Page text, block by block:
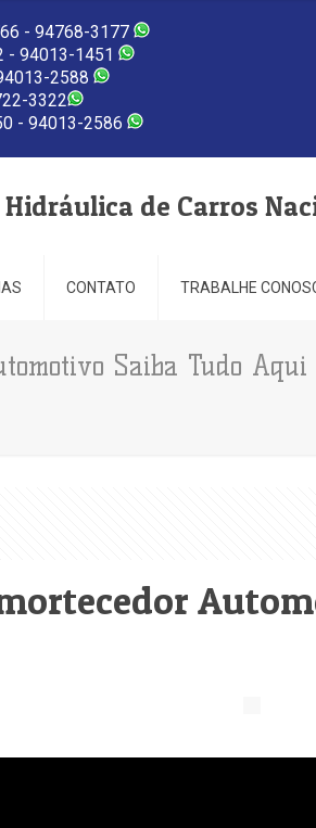
- 94768-3177
- 94013-1451
2588
3322
- 94013-2586
de Carros
CONTATO TRABALHE
Saiba Tudo Aqui